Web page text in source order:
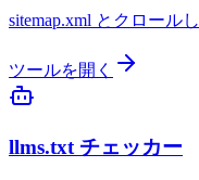
sitemap.xml とクロール
ツールを開く
llms.txt チェッカー